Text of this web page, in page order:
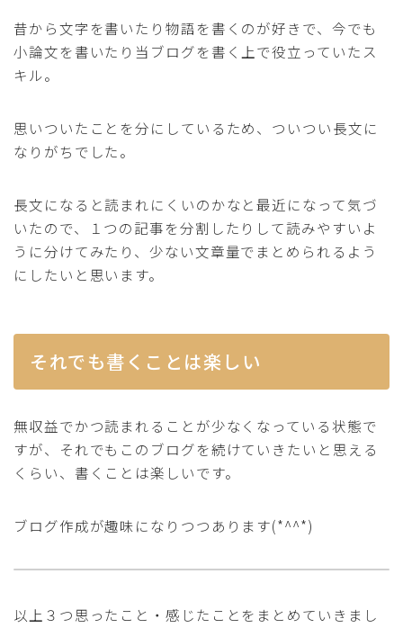
昔から文字を書いたり物語を書くのが好きで、今でも
小論文を書いたり当ブログを書く上で役立っていたス
キル。
思いついたことを分にしているため、ついつい長文に
なりがちでした。
長文になると読まれにくいのかなと最近になって気づ
いたので、１つの記事を分割したりして読みやすいよ
うに分けてみたり、少ない文章量でまとめられるよう
にしたいと思います。
それでも書くことは楽しい
無収益でかつ読まれることが少なくなっている状態で
すが、それでもこのブログを続けていきたいと思える
くらい、書くことは楽しいです。
ブログ作成が趣味になりつつあります(*^^*)
以上３つ思ったこと・感じたことをまとめていきまし